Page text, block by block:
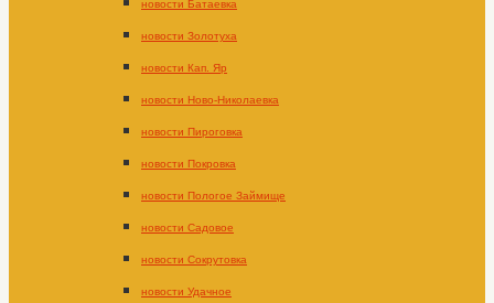
новости Батаевка
новости Золотуха
новости Кап. Яр
новости Ново-Николаевка
новости Пироговка
новости Покровка
новости Пологое Займище
новости Садовое
новости Сокрутовка
новости Удачное